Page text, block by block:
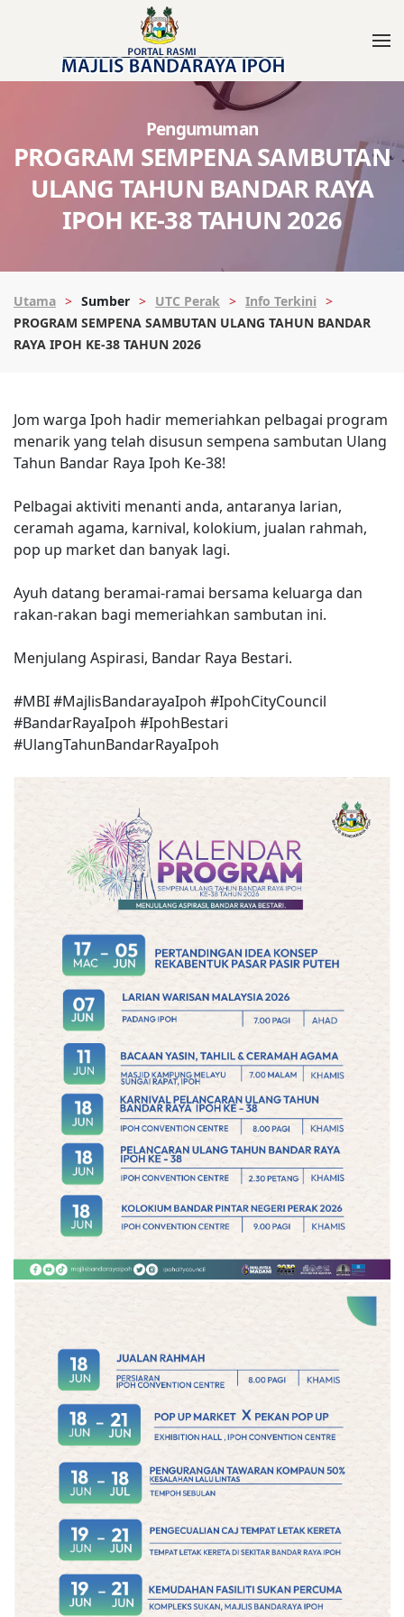
Pengumuman
PROGRAM SEMPENA SAMBUTAN
ULANG TAHUN BANDAR RAYA
IPOH KE-38 TAHUN 2026
Utama Sumber UTC Perak
Info Terkini
PROGRAM SEMPENA SAMBUTAN ULANG TAHUN BANDAR
RAYA IPOH KE-38 TAHUN 2026
Jom warga Ipoh hadir memeriahkan pelbagai program
menarik yang telah disusun sempena sambutan Ulang
Tahun Bandar Raya Ipoh Ke-38!
Pelbagai aktiviti menanti anda, antaranya larian,
ceramah agama, karnival, kolokium, jualan rahmah,
pop up market dan banyak lagi.
Ayuh datang beramai-ramai bersama keluarga dan
rakan-rakan bagi memeriahkan sambutan ini.
Menjulang Aspirasi, Bandar Raya Bestari.
#MBI#MajlisBandarayaIpoh #IpohCityCouncil
#BandarRayaIpoh #IpohBestari
#UlangTahunBandarRayaIpoh